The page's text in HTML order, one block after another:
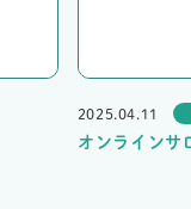
2025.04.11
オンラインサ